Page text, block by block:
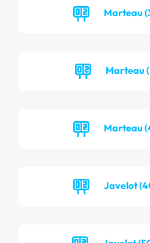
Marteau
Marteau
Marteau
Javelot